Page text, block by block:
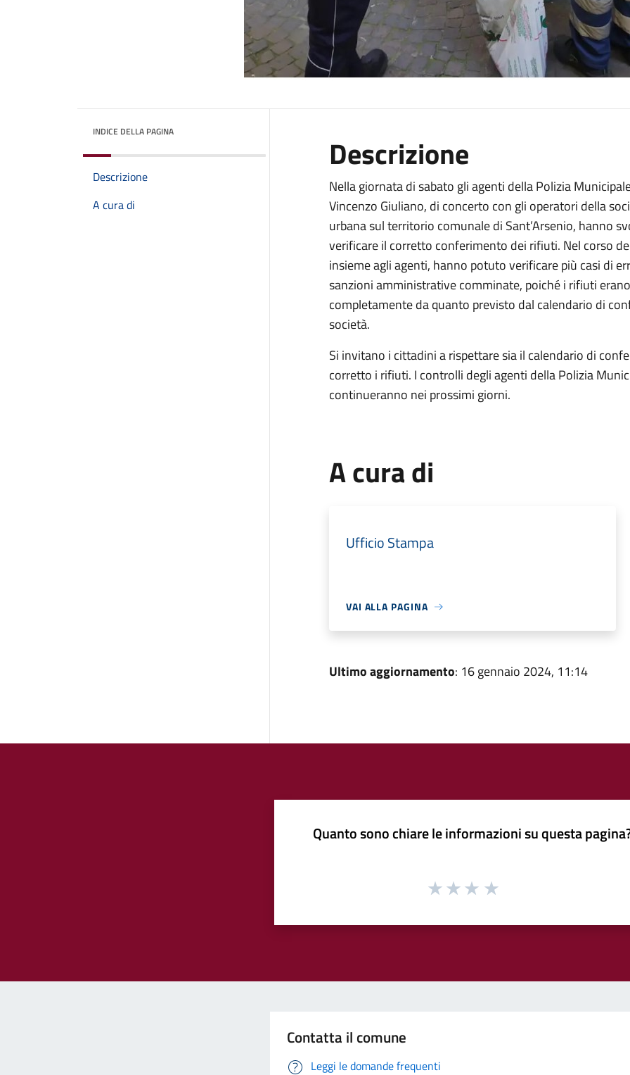
INDICE DELLA PAGINA
Descrizione
A cura di
Descrizione
Nella giornata di sabato gli agenti della Polizia
Vincenzo Giuliano, di concerto con gli operatori della
urbana sul territorio comunale di Sant’Arsenio, hanno
verificare il corretto conferimento dei rifiuti. Nel corso
insieme agli agenti, hanno potuto verificare più casi di
sanzioni amministrative comminate, poiché i rifiuti
completamente da quanto previsto dal calendario di
società.
Si invitano i cittadini a rispettare sia il calendario di
corretto i rifiuti. I controlli degli agenti della Polizia
continueranno nei prossimi giorni.
A cura di
Ufficio Stampa
VAI ALLA PAGINA
Ultimo aggiornamento: 16 gennaio 2024, 11:14
Quanto sono chiare le informazioni su questa
Contatta il comune
Leggi le domande frequenti